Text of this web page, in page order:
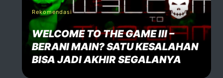
Rekomendasi
WELCOME TO THE GAME III –
BERANI MAIN? SATU KESALAHAN
BISA JADI AKHIR SEGALANYA